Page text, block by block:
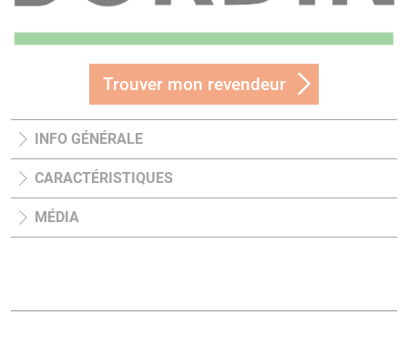
Trouver mon revendeur
INFO GÉNÉRALE
CARACTÉRISTIQUES
MÉDIA